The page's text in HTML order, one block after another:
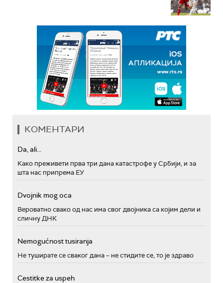
КОМЕНТАРИ
Da, ali...
Како преживети прва три дана катастрофе у Србији, и за
шта нас припрема ЕУ
Dvojnik mog oca
Вероватно свако од нас има свог двојника са којим дели и
сличну ДНК
Nemogućnost tusiranja
Не туширате се сваког дана – не стидите се, то је здраво
Cestitke za uspeh